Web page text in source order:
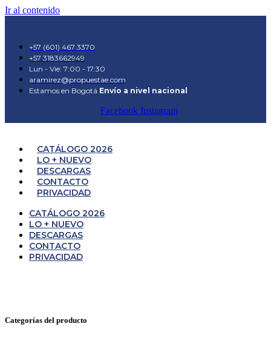
Ir al contenido
+57 (601) 467 3370
+57 3183662949
Lun - Vie: 7:00 - 17:30
aramirez@propuestae.com
Estamos en Bogotá Envío a nivel nacional
Facebook Instagram
CATÁLOGO 2026
LO + NUEVO
DESCARGAS
CONTACTO
PRIVACIDAD
CATÁLOGO 2026
LO + NUEVO
DESCARGAS
CONTACTO
PRIVACIDAD
Categorías del producto